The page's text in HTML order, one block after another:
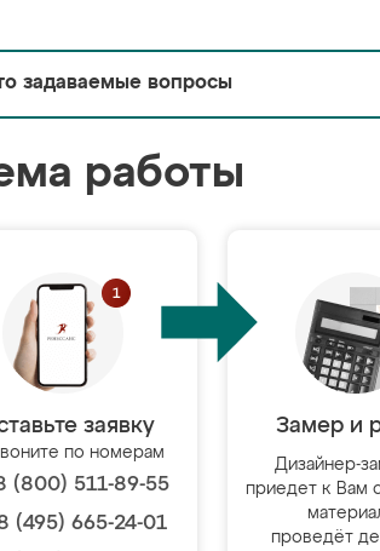
задаваемые вопросы
работы
заявку
по номерам
(800) 511-89-55
(495) 665-24-01
Замер и
Дизайнер-
приедет к Вам
проведёт